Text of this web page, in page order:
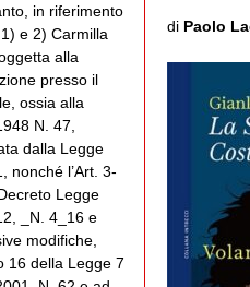
di Paolo
in riferimento
e 2) Carmilla
alla
presso il
ossia alla
N. 47,
dalla Legge
nonché l’Art. 3-
Legge
_N. 4_16 e
modifiche,
16 della Legge 7